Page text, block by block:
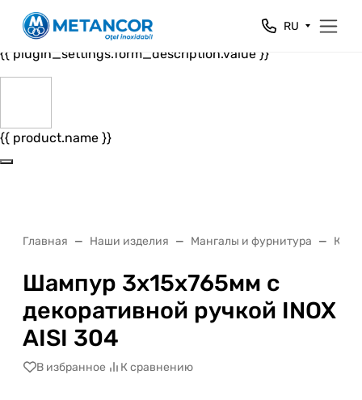
Close
{{ plugin_settings.form_header.value }}
{{ plugin_settings.form_description.value }}
{{ product.name }}
RU
Главная Наши изделия Мангалы и фурнитура
Шампур 3х15х765мм с
декоративной ручкой INOX
AISI 304
В избранное К сравнению